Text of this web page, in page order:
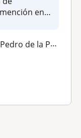
en
Comuna de Hualpén